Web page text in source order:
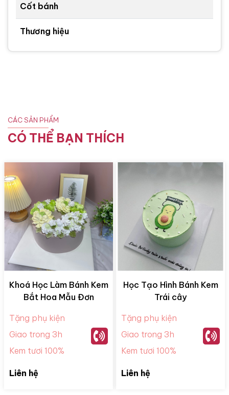
Cốt bánh
Thương hiệu
CÁC SẢN PHẨM
CÓ THỂ BẠN THÍCH
Khoá Học Làm Bánh Kem
Bắt Hoa Mẫu Đơn
Tặng phụ kiện
Giao trong 3h
Kem tươi 100%
Liên hệ
Học Tạo Hình Bánh Kem
Trái cây
Tặng phụ kiện
Giao trong 3h
Kem tươi 100%
Liên hệ